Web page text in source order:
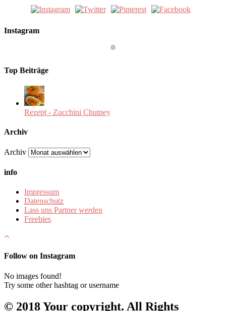
Instagram
Top Beiträge
Rezept - Zucchini Chutney
Archiv
Archiv
info
Impressum
Datenschutz
Lass uns Partner werden
Freebies
Follow on Instagram
No images found!
Try some other hashtag or username
© 2018 Your copyright. All Rights